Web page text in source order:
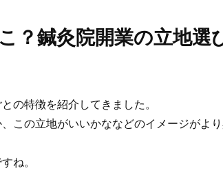
？鍼灸院開業の立地選
の特徴を紹介してきました。
この立地がいいかななどのイメージがよ
ね。